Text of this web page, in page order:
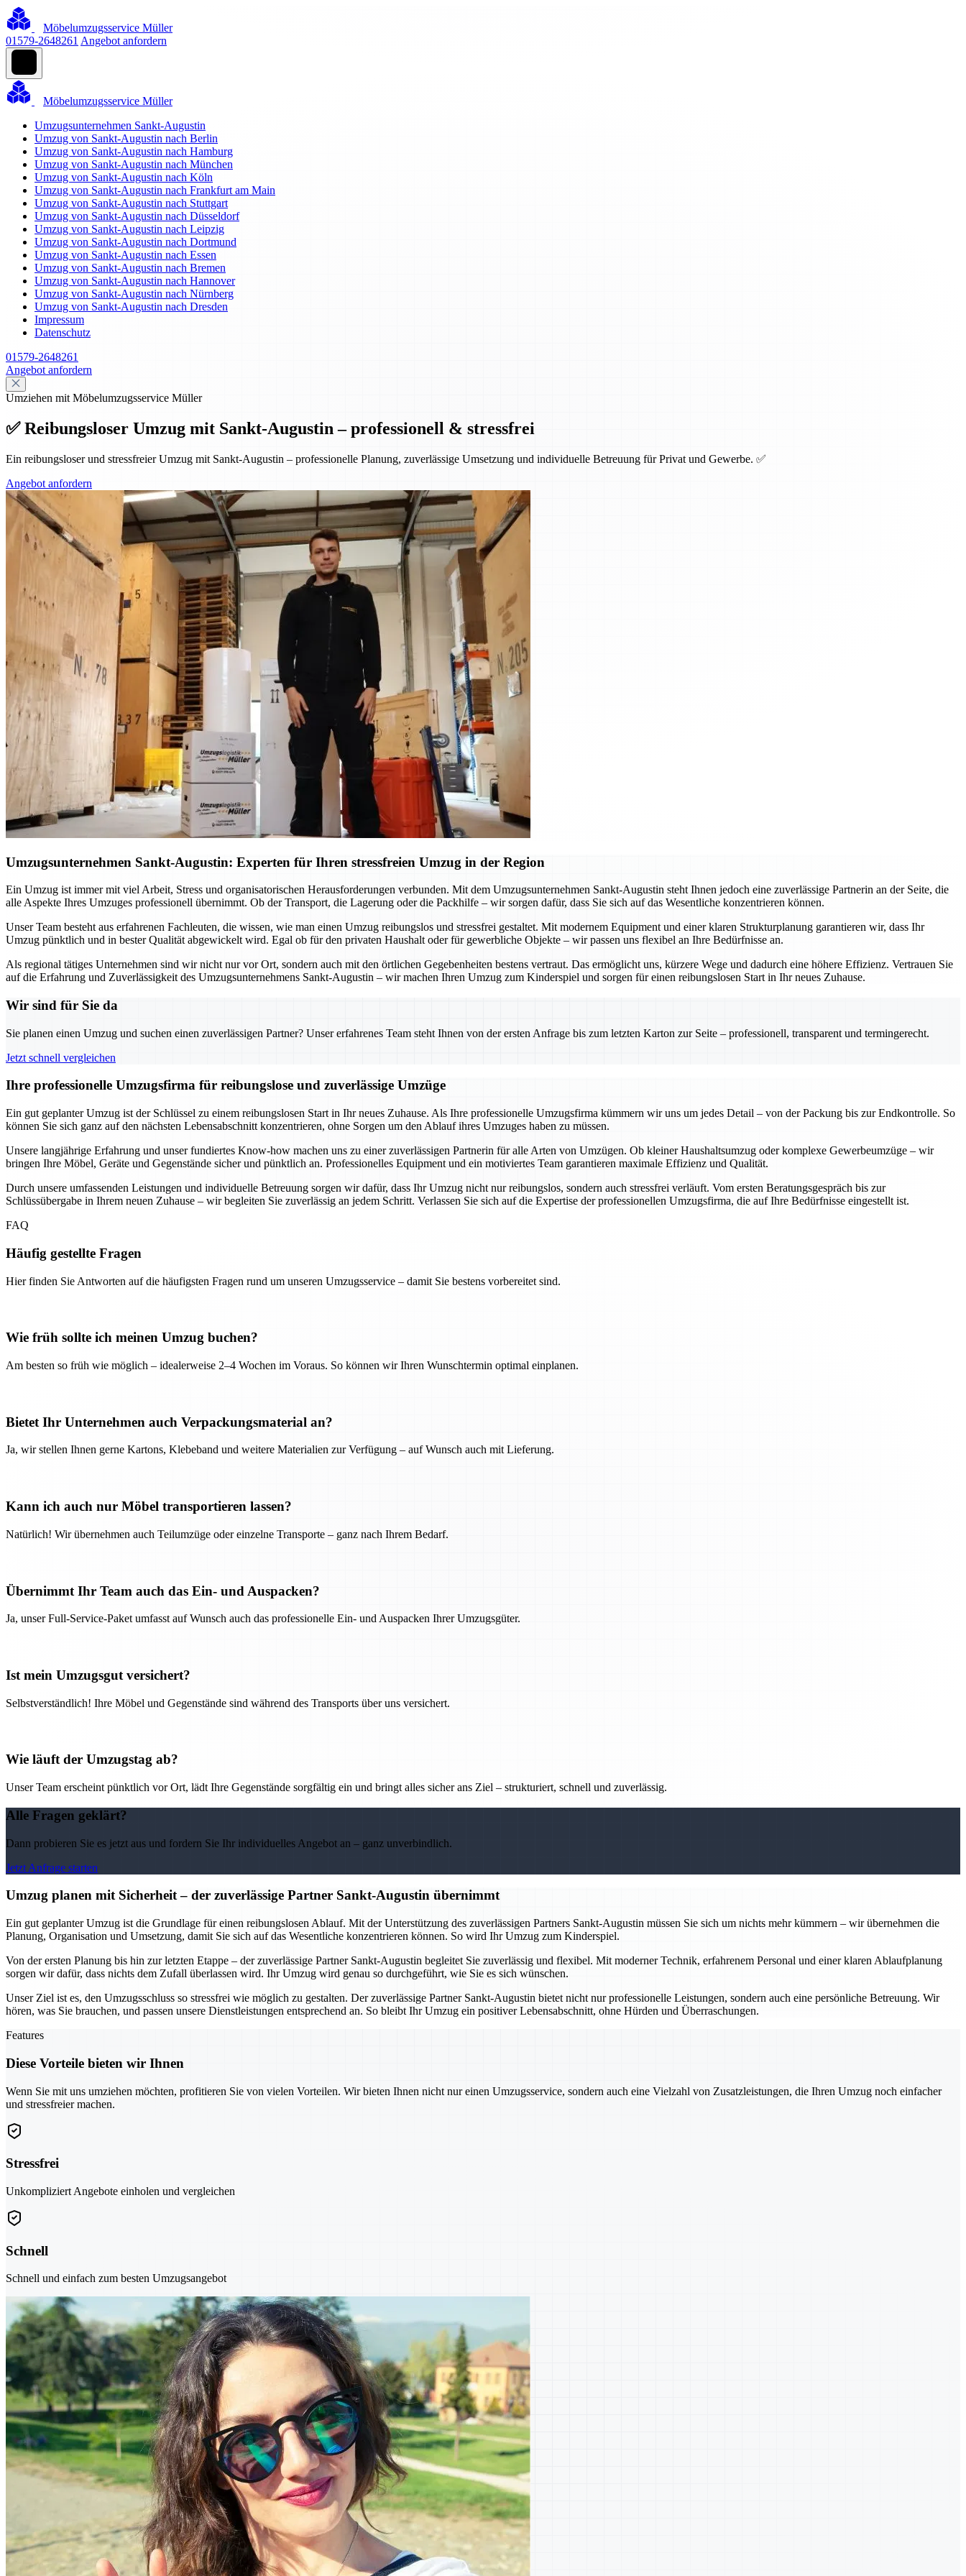
Möbelumzugsservice Müller
01579-2648261 Angebot anfordern
Möbelumzugsservice Müller
Umzugsunternehmen Sankt-Augustin
Umzug von Sankt-Augustin nach Berlin
Umzug von Sankt-Augustin nach Hamburg
Umzug von Sankt-Augustin nach München
Umzug von Sankt-Augustin nach Köln
Umzug von Sankt-Augustin nach Frankfurt am Main
Umzug von Sankt-Augustin nach Stuttgart
Umzug von Sankt-Augustin nach Düsseldorf
Umzug von Sankt-Augustin nach Leipzig
Umzug von Sankt-Augustin nach Dortmund
Umzug von Sankt-Augustin nach Essen
Umzug von Sankt-Augustin nach Bremen
Umzug von Sankt-Augustin nach Hannover
Umzug von Sankt-Augustin nach Nürnberg
Umzug von Sankt-Augustin nach Dresden
Impressum
Datenschutz
01579-2648261
Angebot anfordern
Umziehen mit Möbelumzugsservice Müller
✅ Reibungsloser Umzug mit Sankt-Augustin – professionell & stressfrei
Ein reibungsloser und stressfreier Umzug mit Sankt-Augustin – professionelle Planung, zuverlässige Umsetzung und individuelle Betreuung für Privat und Gewerbe. ✅
Angebot anfordern
Umzugsunternehmen Sankt-Augustin: Experten für Ihren stressfreien Umzug in der Region
Ein Umzug ist immer mit viel Arbeit, Stress und organisatorischen Herausforderungen verbunden. Mit dem Umzugsunternehmen Sankt-Augustin steht Ihnen jedoch eine zuverlässige Partnerin an der Seite, die
alle Aspekte Ihres Umzuges professionell übernimmt. Ob der Transport, die Lagerung oder die Packhilfe – wir sorgen dafür, dass Sie sich auf das Wesentliche konzentrieren können.
Unser Team besteht aus erfahrenen Fachleuten, die wissen, wie man einen Umzug reibungslos und stressfrei gestaltet. Mit modernem Equipment und einer klaren Strukturplanung garantieren wir, dass Ihr
Umzug pünktlich und in bester Qualität abgewickelt wird. Egal ob für den privaten Haushalt oder für gewerbliche Objekte – wir passen uns flexibel an Ihre Bedürfnisse an.
Als regional tätiges Unternehmen sind wir nicht nur vor Ort, sondern auch mit den örtlichen Gegebenheiten bestens vertraut. Das ermöglicht uns, kürzere Wege und dadurch eine höhere Effizienz. Vertrauen Sie
auf die Erfahrung und Zuverlässigkeit des Umzugsunternehmens Sankt-Augustin – wir machen Ihren Umzug zum Kinderspiel und sorgen für einen reibungslosen Start in Ihr neues Zuhause.
Wir sind für Sie da
Sie planen einen Umzug und suchen einen zuverlässigen Partner? Unser erfahrenes Team steht Ihnen von der ersten Anfrage bis zum letzten Karton zur Seite – professionell, transparent und termingerecht.
Jetzt schnell vergleichen
Ihre professionelle Umzugsfirma für reibungslose und zuverlässige Umzüge
Ein gut geplanter Umzug ist der Schlüssel zu einem reibungslosen Start in Ihr neues Zuhause. Als Ihre professionelle Umzugsfirma kümmern wir uns um jedes Detail – von der Packung bis zur Endkontrolle. So
können Sie sich ganz auf den nächsten Lebensabschnitt konzentrieren, ohne Sorgen um den Ablauf ihres Umzuges haben zu müssen.
Unsere langjährige Erfahrung und unser fundiertes Know-how machen uns zu einer zuverlässigen Partnerin für alle Arten von Umzügen. Ob kleiner Haushaltsumzug oder komplexe Gewerbeumzüge – wir
bringen Ihre Möbel, Geräte und Gegenstände sicher und pünktlich an. Professionelles Equipment und ein motiviertes Team garantieren maximale Effizienz und Qualität.
Durch unsere umfassenden Leistungen und individuelle Betreuung sorgen wir dafür, dass Ihr Umzug nicht nur reibungslos, sondern auch stressfrei verläuft. Vom ersten Beratungsgespräch bis zur
Schlüssübergabe in Ihrem neuen Zuhause – wir begleiten Sie zuverlässig an jedem Schritt. Verlassen Sie sich auf die Expertise der professionellen Umzugsfirma, die auf Ihre Bedürfnisse eingestellt ist.
FAQ
Häufig gestellte Fragen
Hier finden Sie Antworten auf die häufigsten Fragen rund um unseren Umzugsservice – damit Sie bestens vorbereitet sind.
Wie früh sollte ich meinen Umzug buchen?
Am besten so früh wie möglich – idealerweise 2–4 Wochen im Voraus. So können wir Ihren Wunschtermin optimal einplanen.
Bietet Ihr Unternehmen auch Verpackungsmaterial an?
Ja, wir stellen Ihnen gerne Kartons, Klebeband und weitere Materialien zur Verfügung – auf Wunsch auch mit Lieferung.
Kann ich auch nur Möbel transportieren lassen?
Natürlich! Wir übernehmen auch Teilumzüge oder einzelne Transporte – ganz nach Ihrem Bedarf.
Übernimmt Ihr Team auch das Ein- und Auspacken?
Ja, unser Full-Service-Paket umfasst auf Wunsch auch das professionelle Ein- und Auspacken Ihrer Umzugsgüter.
Ist mein Umzugsgut versichert?
Selbstverständlich! Ihre Möbel und Gegenstände sind während des Transports über uns versichert.
Wie läuft der Umzugstag ab?
Unser Team erscheint pünktlich vor Ort, lädt Ihre Gegenstände sorgfältig ein und bringt alles sicher ans Ziel – strukturiert, schnell und zuverlässig.
Alle Fragen geklärt?
Dann probieren Sie es jetzt aus und fordern Sie Ihr individuelles Angebot an – ganz unverbindlich.
Jetzt Anfrage starten
Umzug planen mit Sicherheit – der zuverlässige Partner Sankt-Augustin übernimmt
Ein gut geplanter Umzug ist die Grundlage für einen reibungslosen Ablauf. Mit der Unterstützung des zuverlässigen Partners Sankt-Augustin müssen Sie sich um nichts mehr kümmern – wir übernehmen die
Planung, Organisation und Umsetzung, damit Sie sich auf das Wesentliche konzentrieren können. So wird Ihr Umzug zum Kinderspiel.
Von der ersten Planung bis hin zur letzten Etappe – der zuverlässige Partner Sankt-Augustin begleitet Sie zuverlässig und flexibel. Mit moderner Technik, erfahrenem Personal und einer klaren Ablaufplanung
sorgen wir dafür, dass nichts dem Zufall überlassen wird. Ihr Umzug wird genau so durchgeführt, wie Sie es sich wünschen.
Unser Ziel ist es, den Umzugsschluss so stressfrei wie möglich zu gestalten. Der zuverlässige Partner Sankt-Augustin bietet nicht nur professionelle Leistungen, sondern auch eine persönliche Betreuung. Wir
hören, was Sie brauchen, und passen unsere Dienstleistungen entsprechend an. So bleibt Ihr Umzug ein positiver Lebensabschnitt, ohne Hürden und Überraschungen.
Features
Diese Vorteile bieten wir Ihnen
Wenn Sie mit uns umziehen möchten, profitieren Sie von vielen Vorteilen. Wir bieten Ihnen nicht nur einen Umzugsservice, sondern auch eine Vielzahl von Zusatzleistungen, die Ihren Umzug noch einfacher
und stressfreier machen.
Stressfrei
Unkompliziert Angebote einholen und vergleichen
Schnell
Schnell und einfach zum besten Umzugsangebot